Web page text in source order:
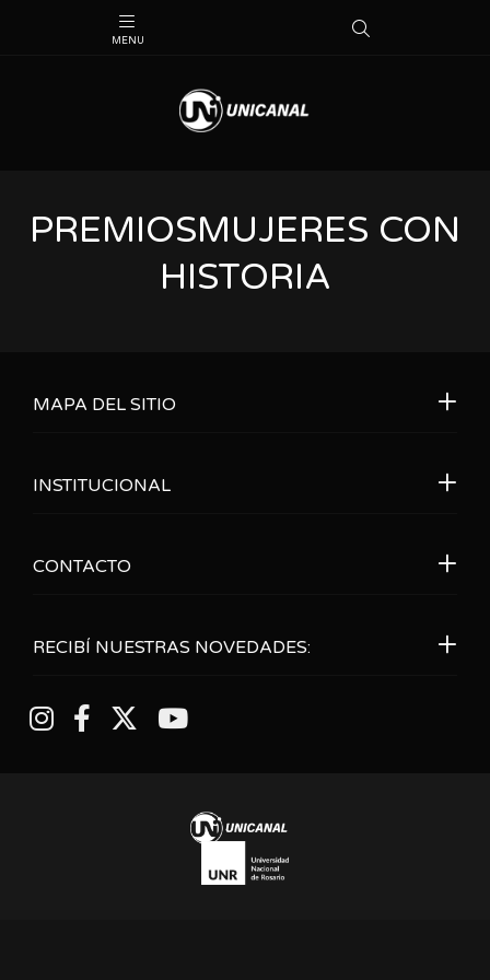
PREMIOSMUJERES CON
HISTORIA
RECIBÍ NUESTRAS NOVEDADES:
MAPA DEL SITIO
INSTITUCIONAL
CONTACTO